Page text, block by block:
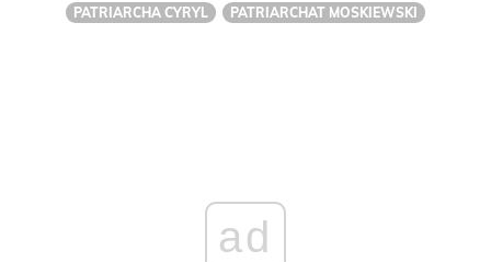
PATRIARCHA CYRYL PATRIARCHAT MOSKIEWSKI
ad